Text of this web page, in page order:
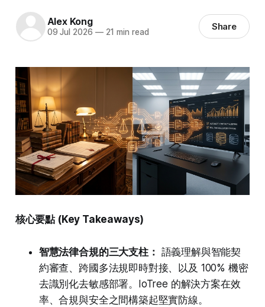
Alex Kong
09 Jul 2026 —21 min read Share
核心要點 (Key Takeaways)
智慧法律合規的三大支柱： 語義理解與智能契
約審查、跨國多法規即時對接、以及 100% 機密
去識別化去敏感部署。IoTree 的解決方案在效
率、合規與安全之間構築起堅實防線。